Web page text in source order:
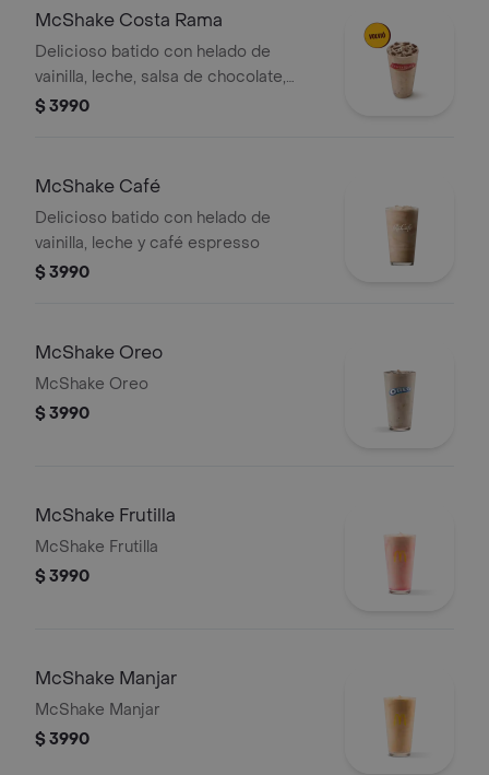
McShake Costa Rama
Delicioso batido con helado de
vainilla, leche, salsa de chocolate,
manjar o frutilla y trozos de chocolate
$ 3990
McShake Café
Delicioso batido con helado de
vainilla, leche y café espresso
$ 3990
McShake Oreo
McShake Oreo
$ 3990
McShake Frutilla
McShake Frutilla
$ 3990
McShake Manjar
McShake Manjar
$ 3990